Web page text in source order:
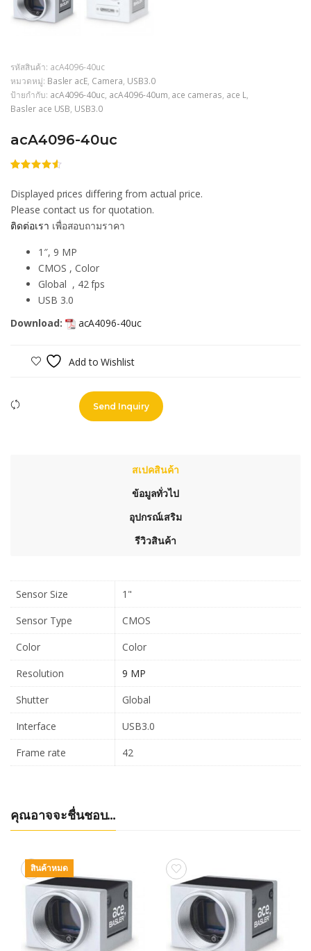
รหัสสินค้า: acA4096-40uc
หมวดหมู่: Basler acE Camera USB3.0
ป้ายกำกับ: acA4096-40uc acA4096-40um ace cameras ace L
Basler ace USB USB3.0
acA4096-40uc
คะแนน
4.51จาก
5 คะแนน
การให้
ของลูกค้า
Displayed prices differing from actual price.
Please contact us for quotation.
ติดต่อเรา เพื่อสอบถามราคา
1″, 9 MP
CMOS , Color
Global , 42 fps
USB 3.0
Download:
acA4096-40uc
Add to Wishlist
Send Inquiry
สเปคสินค้า
ข้อมูลทั่วไป
อุปกรณ์เสริม
รีวิวสินค้า
Sensor Size
1"
Sensor Type
CMOS
Color
Color
Resolution
9 MP
Shutter
Global
Interface
USB3.0
Frame rate
42
คุณอาจจะชื่นชอบ…
สินค้าหมด